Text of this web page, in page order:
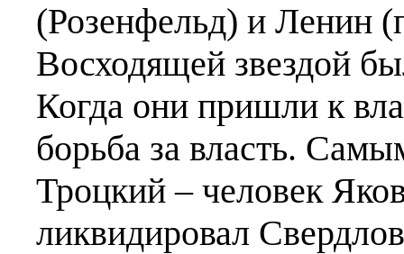
(Розенфельд) и Ленин
Восходящей звездой
Когда они пришли к
борьба за власть.
Троцкий – человек
ликвидировал